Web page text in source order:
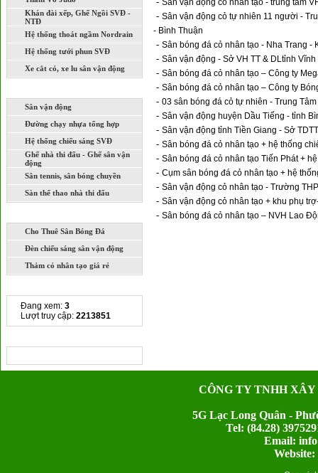
Khán đài xếp, Ghế Ngồi SVĐ -
NTĐ
Hệ thống thoát ngầm Nordrain
Hệ thống tưới phun SVĐ
Xe cắt cỏ, xe lu sân vận động
Sân vận động
Đường chạy nhựa tổng hợp
Hệ thống chiếu sáng SVĐ
Ghế nhà thi đấu - Ghế sân vận
động
Sân tennis, sân bóng chuyền
Sàn thể thao nhà thi đấu
Cho Thuê Sân Bóng Đá
Đèn chiếu sáng sân vận động
Thảm cỏ nhân tạo giá rẻ
Đang xem: 3
Lượt truy cập: 2213851
Sân vận động cỏ nhân tạo - trung tâm
- Sân vận động cỏ tự nhiên 11 người -
- Bình Thuận
- Sân bóng đá cỏ nhân tạo - Nha Trang -
- Sân vận động - Sở VH TT & DLtỉnh Vĩnh
- Sân bóng đá cỏ nhân tạo – Công ty
- Sân bóng đá cỏ nhân tạo – Công ty
- 03 sân bóng đá cỏ tự nhiên - Trung
- Sân vận động huyện Dầu Tiếng - tỉnh
- Sân vận động tỉnh Tiền Giang - Sở
- Sân bóng đá cỏ nhân tạo + hệ thống
- Sân bóng đá cỏ nhân tạo Tiến Phát +
- Cụm sân bóng đá cỏ nhân tạo + hệ
- Sân vận động cỏ nhân tạo - Trường
- Sân vận động cỏ nhân tạo + khu phụ
- Sân bóng đá cỏ nhân tạo – NVH Lao
CÔNG TY TNHH
5G Lạc Long Quân -
Tel: (84.28)
Email: